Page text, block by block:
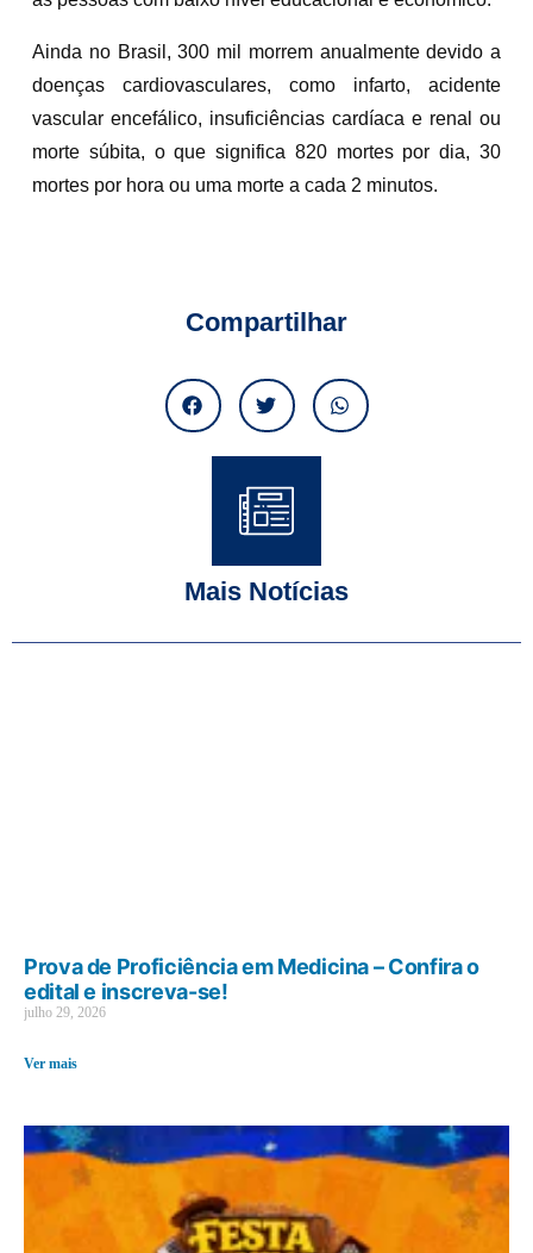
Ainda no Brasil, 300 mil morrem anualmente devido a
doenças cardiovasculares, como infarto, acidente
vascular encefálico, insuficiências cardíaca e renal ou
morte súbita, o que significa 820 mortes por dia, 30
mortes por hora ou uma morte a cada 2 minutos.
Compartilhar
Mais Notícias
Prova de Proficiência em Medicina – Confira o
edital e inscreva-se!
julho 29, 2026
Ver mais